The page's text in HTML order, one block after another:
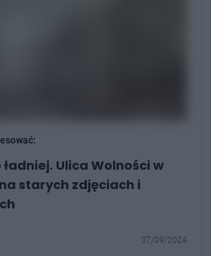
ładniej. Ulica Wolności w
starych zdjęciach i
07/09/2024